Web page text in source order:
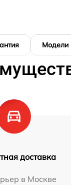
Модели
доставка
в Москве